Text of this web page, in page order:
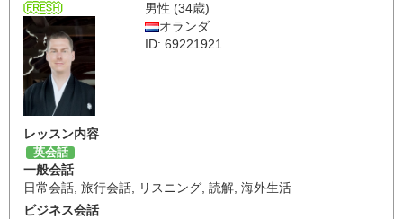
男性 (34歳)
オランダ
ID: 69221921
レッスン内容
英会話
一般会話
日常会話 旅行会話 リスニング 読解 海外生活
ビジネス会話